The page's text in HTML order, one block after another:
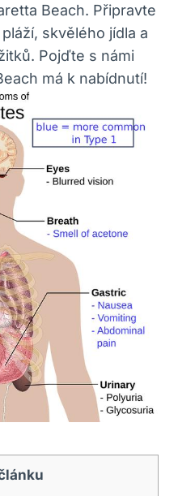
Beach. Připravte
skvělého jídla a
Pojďte s námi
má k nabídnutí!